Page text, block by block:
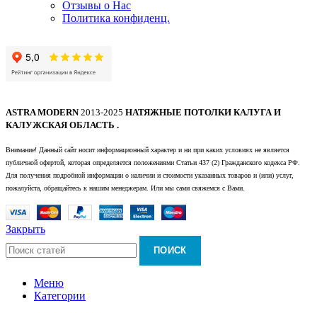
Отзывы о Нас
Политика конфиденц.
ASTRA MODERN2013-2025 НАТЯЖНЫЕ ПОТОЛКИ КАЛУГА И
КАЛУЖСКАЯ ОБЛАСТЬ .
Внимание! Данный сайт носит информационный характер и ни при каких условиях не является
публичной офертой, которая определяется положениями Статьи 437 (2) Гражданского кодекса РФ.
Для получения подробной информации о наличии и стоимости указанных товаров и (или) услуг,
пожалуйста, обращайтесь к нашим менеджерам. Или мы сами свяжемся с Вами.
Закрыть
ПОИСК
Меню
Категории